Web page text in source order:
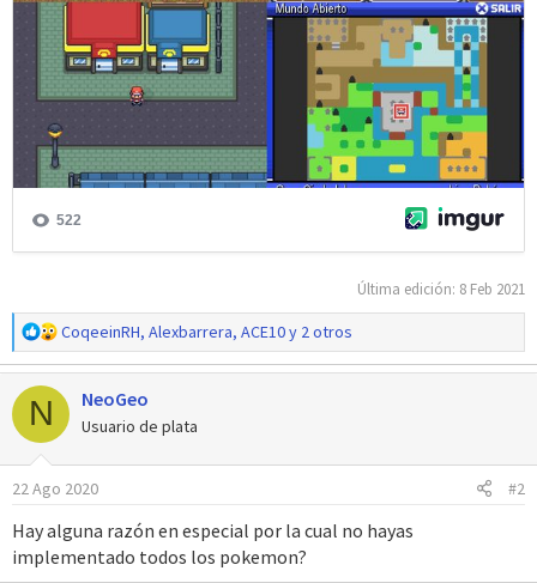
Última edición: 8 Feb 2021
R
e
a
c
c
o
n
s
:
CoqeeinRH, Alexbarrera, ACE10y 2 otros
N NeoGeo
Usuario de plata
22 Ago 2020 #2
Hay alguna razón en especial por la cual no hayas
implementado todos los pokemon?